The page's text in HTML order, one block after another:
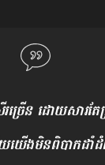
រច្រើន ដោយសារត
ើងមិនពិបាកដាំដំ